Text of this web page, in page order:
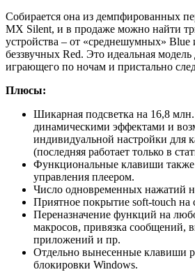
Собирается она из демпфированных
MX Silent, и в продаже можно найти
устройства – от «среднешумных»
беззвучных Red. Это идеальная
играющего по ночам и пристально
Плюсы:
Шикарная подсветка на 16,8
динамическими эффектами и
индивидуальной настройки для
(последняя работает только в
Функциональные клавиши также
управления плеером.
Число одновременных нажатий
Приятное покрытие soft-touch на
Переназначение функций на
макросов, привязка сообщений,
приложений и пр.
Отдельно вынесенные клавиши
блокировки Windows.